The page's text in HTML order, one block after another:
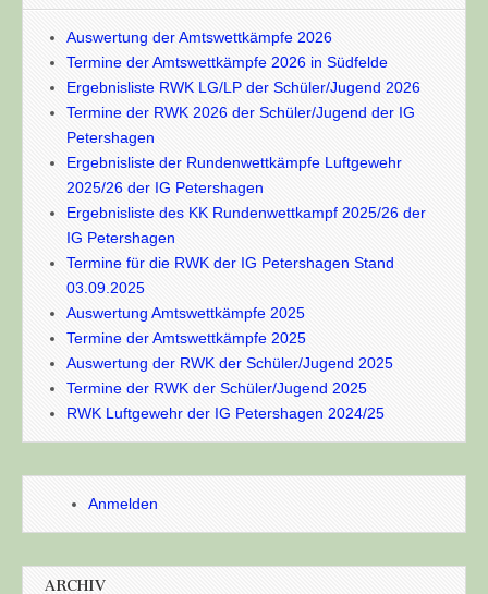
Auswertung der Amtswettkämpfe 2026
Termine der Amtswettkämpfe 2026 in Südfelde
Ergebnisliste RWK LG/LP der Schüler/Jugend 2026
Termine der RWK 2026 der Schüler/Jugend der IG
Petershagen
Ergebnisliste der Rundenwettkämpfe Luftgewehr
2025/26 der IG Petershagen
Ergebnisliste des KK Rundenwettkampf 2025/26 der
IG Petershagen
Termine für die RWK der IG Petershagen Stand
03.09.2025
Auswertung Amtswettkämpfe 2025
Termine der Amtswettkämpfe 2025
Auswertung der RWK der Schüler/Jugend 2025
Termine der RWK der Schüler/Jugend 2025
RWK Luftgewehr der IG Petershagen 2024/25
Anmelden
ARCHIV